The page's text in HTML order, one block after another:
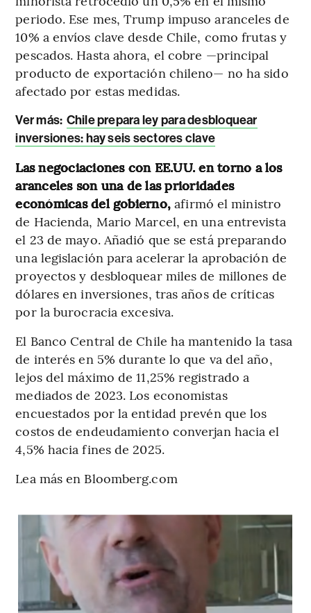
periodo. Ese mes, Trump impuso aranceles de
10% a envíos clave desde Chile, como frutas y
pescados. Hasta ahora, el cobre —principal
producto de exportación chileno— no ha sido
afectado por estas medidas.
Ver más: Chile prepara ley para desbloquear
inversiones: hay seis sectores clave
Las negociaciones con EE.UU. en torno a los
aranceles son una de las prioridades
económicas del gobierno, afirmó el ministro
de Hacienda, Mario Marcel, en una entrevista
el 23 de mayo. Añadió que se está preparando
una legislación para acelerar la aprobación de
proyectos y desbloquear miles de millones de
dólares en inversiones, tras años de críticas
por la burocracia excesiva.
El Banco Central de Chile ha mantenido la tasa
de interés en 5% durante lo que va del año,
lejos del máximo de 11,25% registrado a
mediados de 2023. Los economistas
encuestados por la entidad prevén que los
costos de endeudamiento converjan hacia el
4,5% hacia fines de 2025.
Lea más en Bloomberg.com